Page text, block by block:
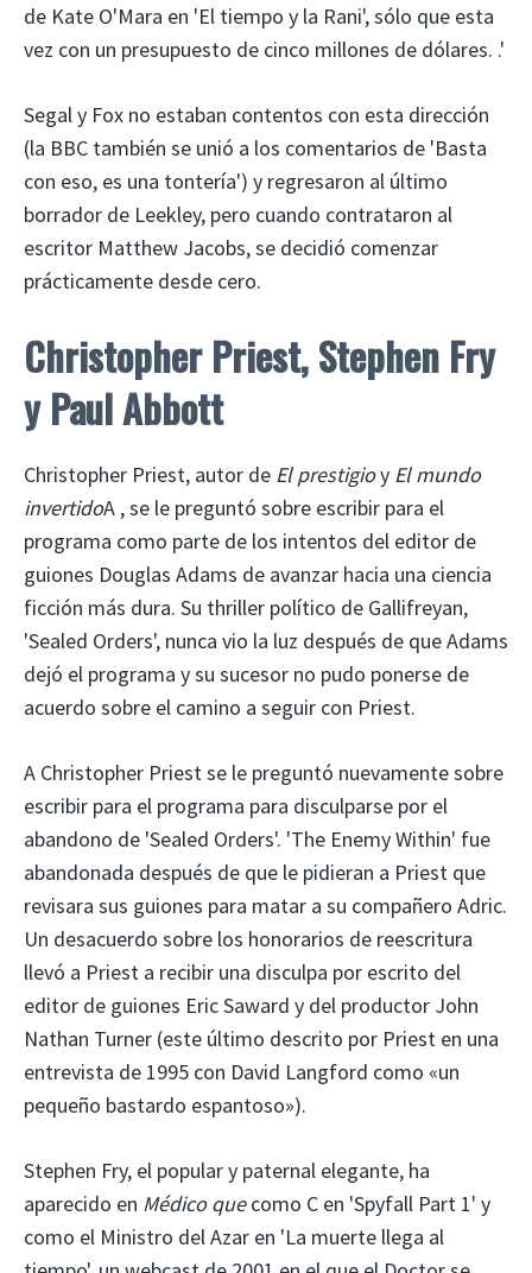
de Kate O'Mara en 'El tiempo y la Rani', sólo que esta
vez con un presupuesto de cinco millones de dólares. .'
Segal y Fox no estaban contentos con esta dirección
(la BBC también se unió a los comentarios de 'Basta
con eso, es una tontería') y regresaron al último
borrador de Leekley, pero cuando contrataron al
escritor Matthew Jacobs, se decidió comenzar
prácticamente desde cero.
Christopher Priest, Stephen Fry
y Paul Abbott
Christopher Priest, autor de El prestigioy El mundo
invertidoA , se le preguntó sobre escribir para el
programa como parte de los intentos del editor de
guiones Douglas Adams de avanzar hacia una ciencia
ficción más dura. Su thriller político de Gallifreyan,
'Sealed Orders', nunca vio la luz después de que Adams
dejó el programa y su sucesor no pudo ponerse de
acuerdo sobre el camino a seguir con Priest.
A Christopher Priest se le preguntó nuevamente sobre
escribir para el programa para disculparse por el
abandono de 'Sealed Orders'. 'The Enemy Within' fue
abandonada después de que le pidieran a Priest que
revisara sus guiones para matar a su compañero Adric.
Un desacuerdo sobre los honorarios de reescritura
llevó a Priest a recibir una disculpa por escrito del
editor de guiones Eric Saward y del productor John
Nathan Turner (este último descrito por Priest en una
entrevista de 1995 con David Langford como «un
pequeño bastardo espantoso»).
Stephen Fry, el popular y paternal elegante, ha
aparecido en Médico quecomo C en 'Spyfall Part 1' y
como el Ministro del Azar en 'La muerte llega al